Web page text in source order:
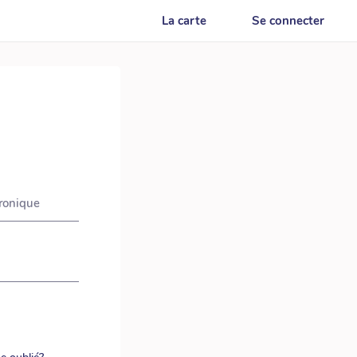
La carte Se connecter